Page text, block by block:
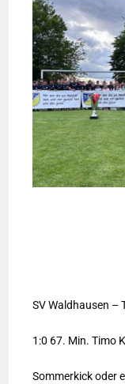
SV Waldhausen –
1:0 67. Min. Timo
Sommerkick oder